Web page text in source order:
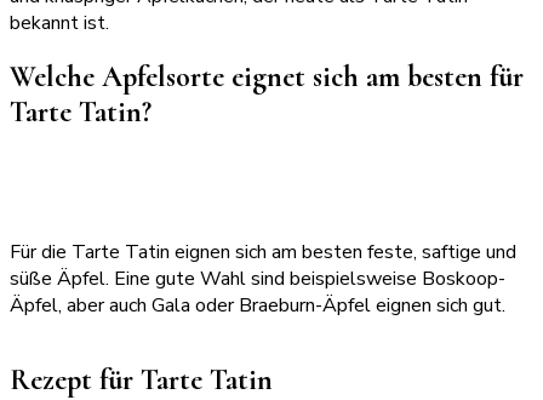
bekannt ist.
Welche Apfelsorte eignet sich am besten für
Tarte Tatin?
Für die Tarte Tatin eignen sich am besten feste, saftige und
süße Äpfel. Eine gute Wahl sind beispielsweise Boskoop-
Äpfel, aber auch Gala oder Braeburn-Äpfel eignen sich gut.
Rezept für Tarte Tatin